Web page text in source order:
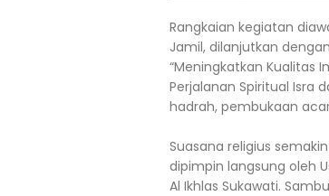
Rangkaian kegiatan
Jamil, dilanjutkan
“Meningkatkan Kualitas
Perjalanan Spiritual Isra
hadrah, pembukaan
Suasana religius
dipimpin langsung oleh
Al Ikhlas Sukawati.